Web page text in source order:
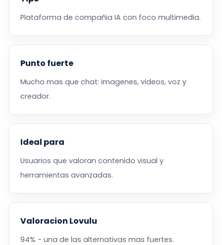
Plataforma de compañia IA con foco multimedia.
Punto fuerte
Mucho mas que chat: imagenes, videos, voz y
creador.
Ideal para
Usuarios que valoran contenido visual y
herramientas avanzadas.
Valoracion Lovulu
94% - una de las alternativas mas fuertes.